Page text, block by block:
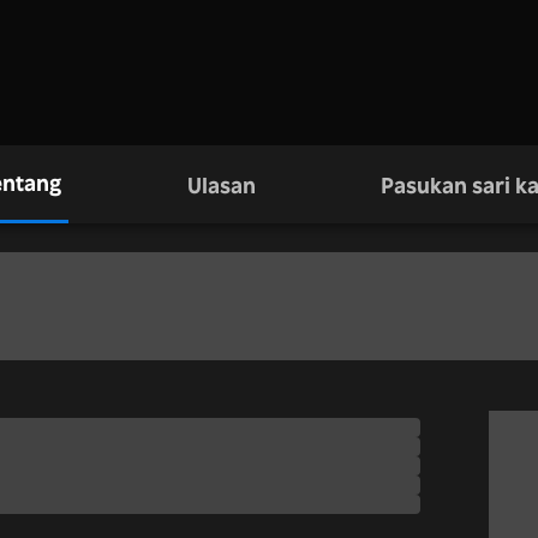
Ulasan Pasukan sari